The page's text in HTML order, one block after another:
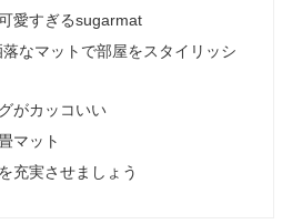
愛すぎるsugarmat
なマットで部屋をスタイリッシ
がカッコいい
マット
充実させましょう